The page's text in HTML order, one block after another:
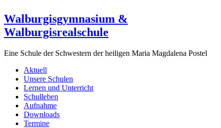
Walburgisgymnasium &
Walburgisrealschule
Eine Schule der Schwestern der heiligen Maria Magdalena Postel
Aktuell
Unsere Schulen
Lernen und Unterricht
Schulleben
Aufnahme
Downloads
Termine